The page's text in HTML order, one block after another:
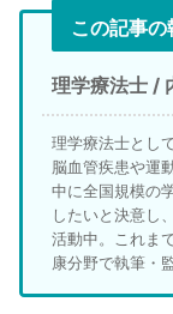
この記事の
理学療法士 /
理学療法士とし
脳血管疾患や運
中に全国規模の
したいと決意し
活動中。これま
康分野で執筆・